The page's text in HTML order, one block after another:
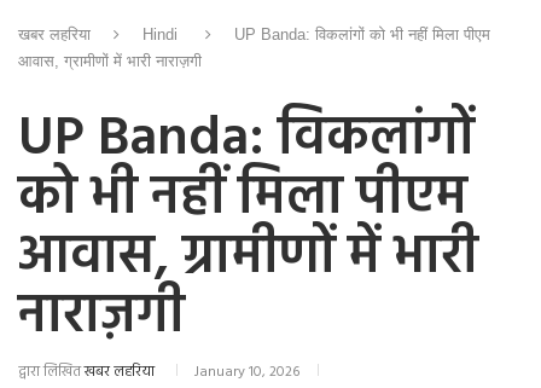
खबर लहरिया Hindi
UP Banda: विकलांगों को भी नहीं मिला पीएम
आवास, ग्रामीणों में भारी नाराज़गी
UP Banda: विकलांगों
को भी नहीं मिला पीएम
आवास, ग्रामीणों में भारी
नाराज़गी
द्वारा लिखितखबर लहरिया January 10, 2026